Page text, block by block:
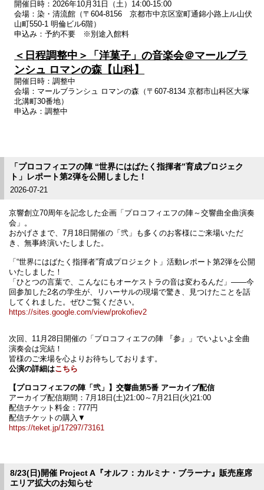
開催日時：2026年10月31日（土）14:00-15:00
会場：染・清流館（〒604-8156 京都市中京区室町通錦小路上ル山伏
山町550-1 明倫ビル6階）
申込み：予約不要 ※別途入館料
＜日程調整中＞
「洋菓子」の音楽会＠マールブラ
ンシュ ロマンの森【山科】
開催日時：調整中
会場：マールブランシュ ロマンの森（〒607-8134 京都市山科区大塚
北溝町30番地）
申込み：調整中
「プロコフィエフの陣 “世界にはばたく指揮者”育成プロジェク
ト」レポート第2弾を公開しました！
2026-07-21
京響創立70周年を記念した企画「プロコフィエフの陣～交響曲全曲演奏
会」。
おかげさまで、7月18日開催の「弐」も多くのお客様にご来場いただ
き、無事終演いたしました。
「“世界にはばたく指揮者”育成プロジェクト」活動レポート第2弾を公開
いたしました！
「ひとつの言葉で、こんなにもオーケストラの音は変わるんだ」――今
回参加した2名の学生が、リハーサルの現場で驚き、見つけたことを話
してくれました。ぜひご覧ください。
https://sites.google.com/view/prokofiev2
次回、11月28日開催の「プロコフィエフの陣 『参』」でいよいよ全曲
演奏会は完結！
皆様のご来場を心よりお待ちしております。
公演の詳細はこちら
【プロコフィエフの陣「弐」】交響曲第5番 アーカイブ配信
アーカイブ配信期間：7月18日(土)21:00～7月21日(火)21:00
配信チケット料金：777円
配信チケットの購入▼
https://teket.jp/17297/73161
8/23(日)開催 Project A『オルフ：カルミナ・ブラーナ』販売座席
エリア拡大のお知らせ